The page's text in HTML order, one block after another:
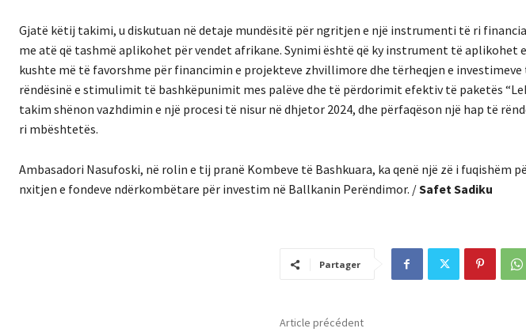
Gjatë këtij takimi, u diskutuan në detaje mundësitë për ngritjen e një instrumenti të ri
me atë që tashmë aplikohet për vendet afrikane. Synimi është që ky instrument të aplikohet
kushte më të favorshme për financimin e projekteve zhvillimore dhe tërheqjen e
rëndësinë e stimulimit të bashkëpunimit mes palëve dhe të përdorimit efektiv të paketës
takim shënon vazhdimin e një procesi të nisur në dhjetor 2024, dhe përfaqëson një hap të
ri mbështetës.
Ambasadori Nasufoski, në rolin e tij pranë Kombeve të Bashkuara, ka qenë një zë i fuqishëm
nxitjen e fondeve ndërkombëtare për investim në Ballkanin Perëndimor. /Safet Sadiku
Partager
Article précédent